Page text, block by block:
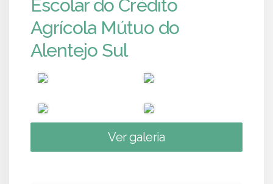
Escolar do Crédito
Agrícola Mútuo do
Alentejo Sul
Ver galeria